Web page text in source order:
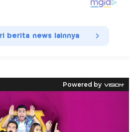
berita news lainnya